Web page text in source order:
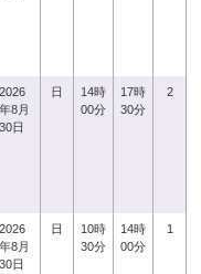
2026
年8月
30日
日
14時
00分
17時
30分
2
2026
年8月
30日
日
10時
30分
14時
00分
1